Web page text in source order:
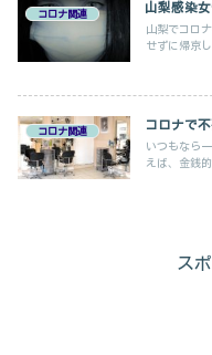
コロナ関連
山梨感染
山梨でコロ
せずに帰京
コロナ関連
コロナで
いつもなら
えば、金銭
ス